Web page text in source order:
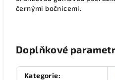
černými bočnicemi.
Doplňkové
Kategorie: